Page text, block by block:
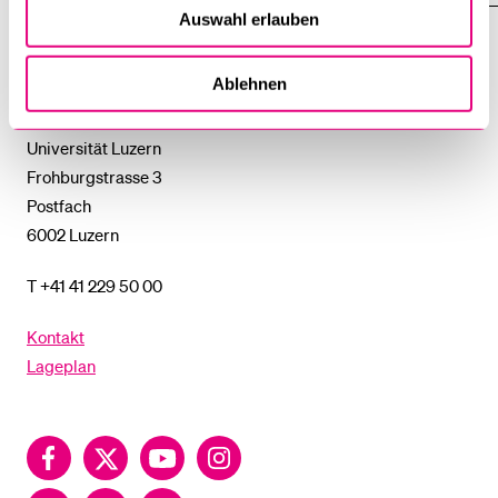
Auswahl erlauben
Ablehnen
Universität
Luzern
Universität Luzern
Frohburgstrasse 3
Postfach
6002 Luzern
T +41 41 229 50 00
Kontakt
Lageplan
FacebookTwitter YouTubeInstagram